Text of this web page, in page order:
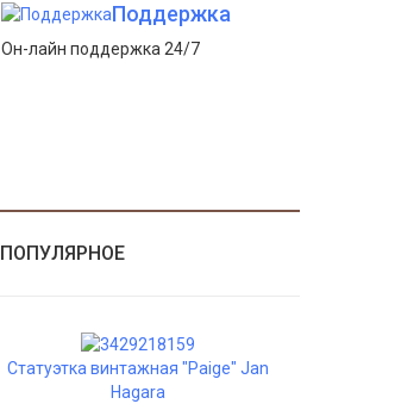
Поддержка
Он-лайн поддержка 24/7
ПОПУЛЯРНОЕ
Статуэтка винтажная "Paige" Jan
Hagara